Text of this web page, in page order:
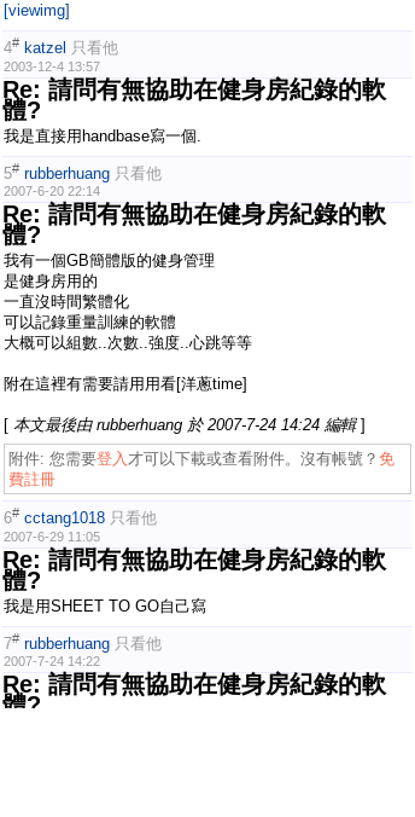
[viewimg]
4# katzel 只看他
2003-12-4 13:57
Re: 請問有無協助在健身房紀錄的軟
體?
我是直接用handbase寫一個.
5# rubberhuang 只看他
2007-6-20 22:14
Re: 請問有無協助在健身房紀錄的軟
體?
我有一個GB簡體版的健身管理
是健身房用的
一直沒時間繁體化
可以記錄重量訓練的軟體
大概可以組數..次數..強度..心跳等等
附在這裡有需要請用用看[洋蔥time]
[ 本文最後由 rubberhuang 於 2007-7-24 14:24 編輯 ]
附件: 您需要登入才可以下載或查看附件。沒有帳號？ 免
費註冊
6# cctang1018 只看他
2007-6-29 11:05
Re: 請問有無協助在健身房紀錄的軟
體?
我是用SHEET TO GO自己寫
7# rubberhuang 只看他
2007-7-24 14:22
Re: 請問有無協助在健身房紀錄的軟
體?